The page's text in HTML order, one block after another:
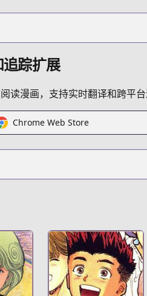
series/13066/list
video-girl-ai
踪扩展
读漫画，支持实时翻译和跨平台
Chrome Web Store